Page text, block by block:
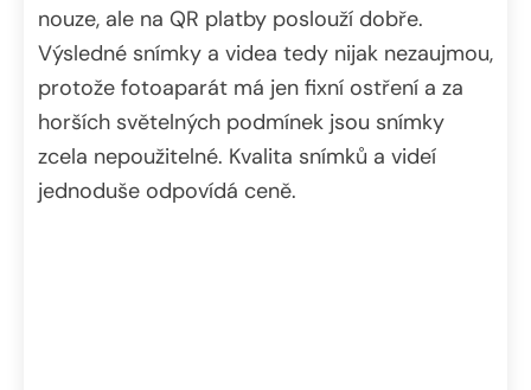
nouze, ale na QR platby poslouží dobře.
Výsledné snímky a videa tedy nijak nezaujmou,
protože fotoaparát má jen fixní ostření a za
horších světelných podmínek jsou snímky
zcela nepoužitelné. Kvalita snímků a videí
jednoduše odpovídá ceně.